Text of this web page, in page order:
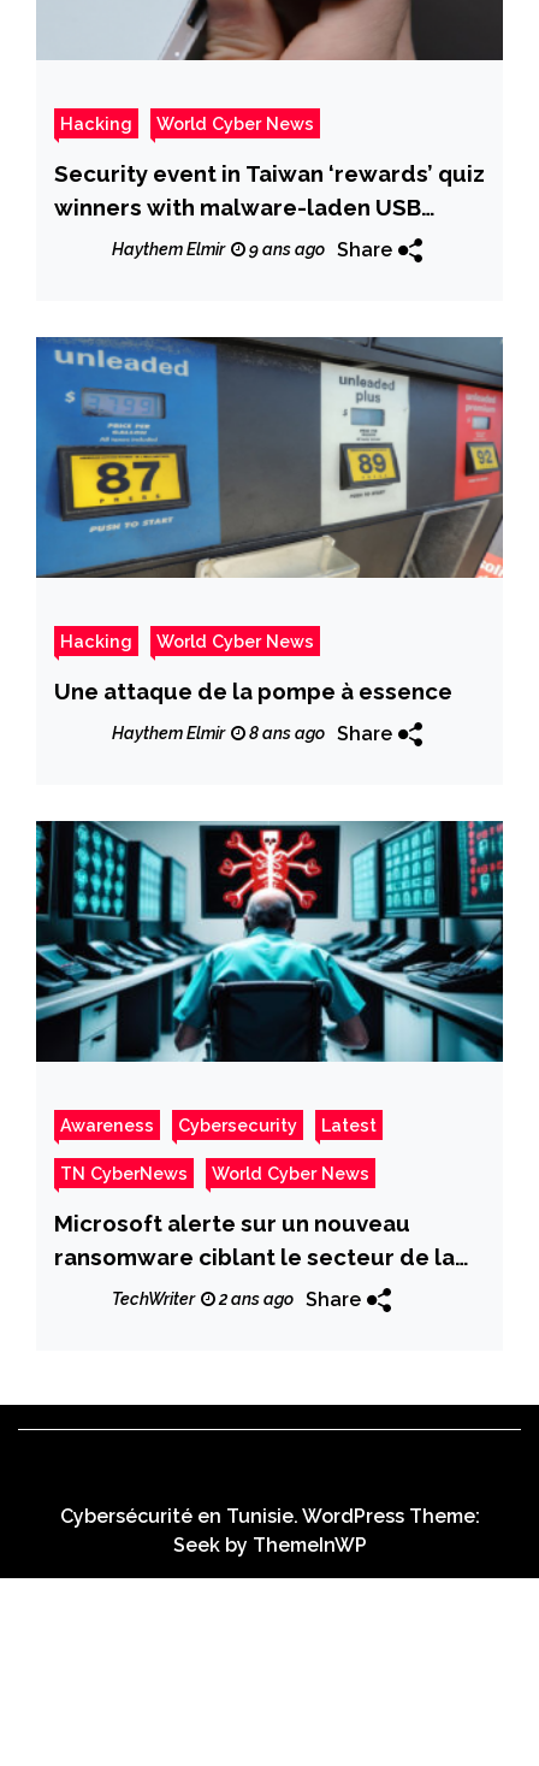
Hacking World Cyber News
Security event in Taiwan ‘rewards’ quiz
winners with malware-laden USB
drivesHaythem Elmir 9 ans ago Share
Hacking World Cyber News
Une attaque de la pompe à essence
Haythem Elmir 8 ans ago Share
Awareness Cybersecurity Latest
TN CyberNews World Cyber News
Microsoft alerte sur un nouveau
ransomware ciblant le secteur de la
santé aux États-Unis
TechWriter 2 ans ago Share
Cybersécurité en Tunisie. WordPress Theme:
Seek by ThemeInWP